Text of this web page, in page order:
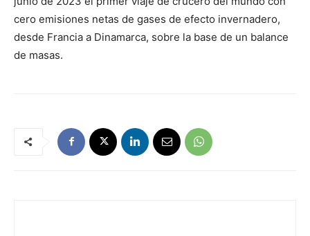
cero emisiones netas de gases de efecto invernadero,
desde Francia a Dinamarca, sobre la base de un balance
de masas.